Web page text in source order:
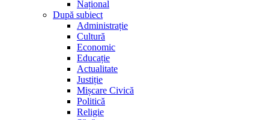
Național
După subiect
Administrație
Cultură
Economic
Educație
Actualitate
Justiție
Mișcare Civică
Politică
Religie